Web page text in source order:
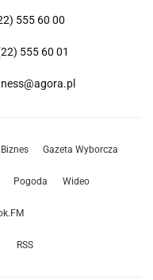
555 60 00
555 60 01
Biznes Gazeta Wyborcza
Pogoda Wideo
RSS